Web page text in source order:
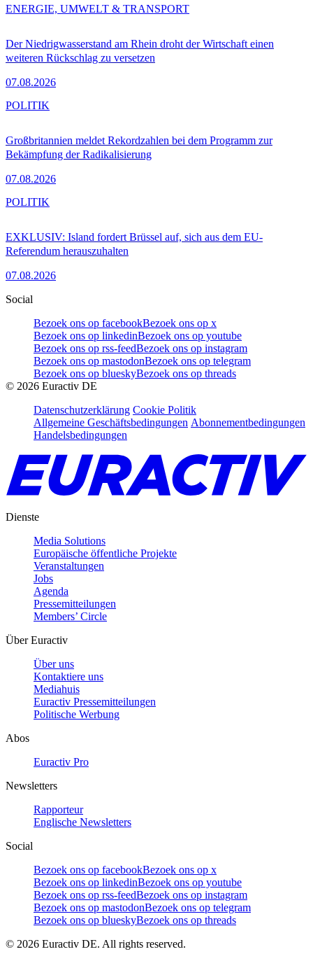
Der Niedrigwasserstand am Rhein droht der Wirtschaft einen
weiteren Rückschlag zu versetzen
07.08.2026
ENERGIE, UMWELT & TRANSPORT
Großbritannien meldet Rekordzahlen bei dem Programm zur
Bekämpfung der Radikalisierung
07.08.2026
POLITIK
EXKLUSIV: Island fordert Brüssel auf, sich aus dem EU-
Referendum herauszuhalten
07.08.2026
POLITIK
Social
Bezoek ons op facebookBezoek ons op x
Bezoek ons op linkedinBezoek ons op youtube
Bezoek ons op rss-feedBezoek ons op instagram
Bezoek ons op mastodonBezoek ons op telegram
Bezoek ons op blueskyBezoek ons op threads
© 2026 Euractiv DE
Datenschutzerklärung Cookie Politik
Allgemeine Geschäftsbedingungen Abonnementbedingungen
Handelsbedingungen
Dienste
Media Solutions
Europäische öffentliche Projekte
Veranstaltungen
Jobs
Agenda
Pressemitteilungen
Members’ Circle
Über Euractiv
Über uns
Kontaktiere uns
Mediahuis
Euractiv Pressemitteilungen
Politische Werbung
Abos
Euractiv Pro
Newsletters
Rapporteur
Englische Newsletters
Social
Bezoek ons op facebookBezoek ons op x
Bezoek ons op linkedinBezoek ons op youtube
Bezoek ons op rss-feedBezoek ons op instagram
Bezoek ons op mastodonBezoek ons op telegram
Bezoek ons op blueskyBezoek ons op threads
© 2026 Euractiv DE. All rights reserved.